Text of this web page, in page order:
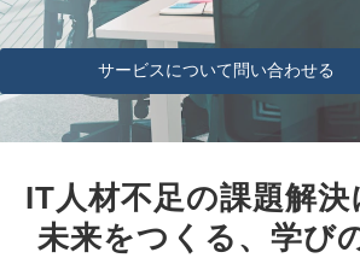
お知らせ
サービスについて問い合わせる
IT人材不足の課題解決
未来をつくる、学び